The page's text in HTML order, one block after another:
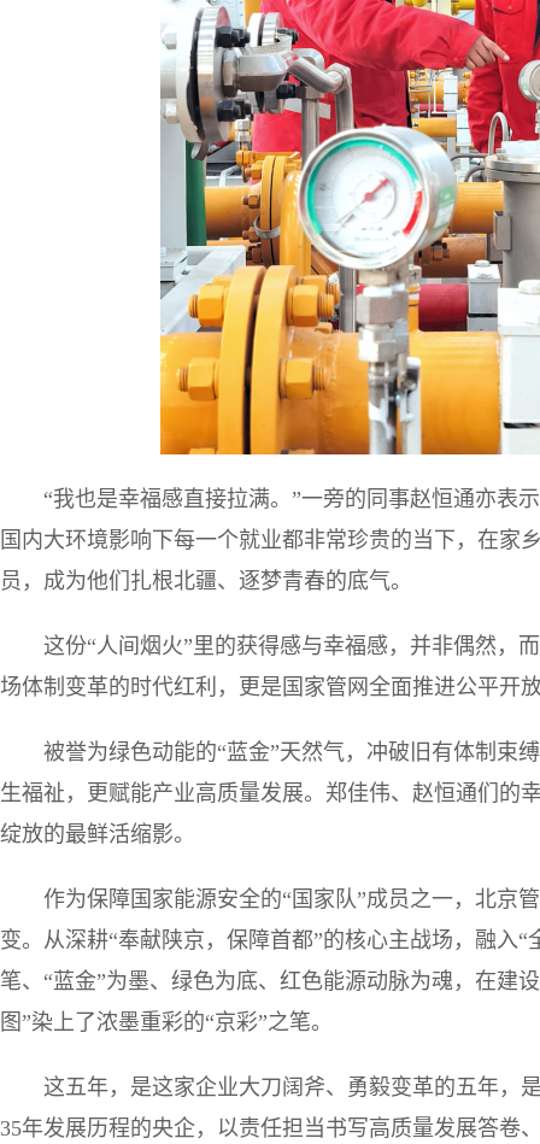
“我也是幸福感直接拉满。”一旁的同事赵恒通亦表
国内大环境影响下每一个就业都非常珍贵的当下，在家
员，成为他们扎根北疆、逐梦青春的底气。
这份“人间烟火”里的获得感与幸福感，并非偶然，
场体制变革的时代红利，更是国家管网全面推进公平开
被誉为绿色动能的“蓝金”天然气，冲破旧有体制束
生福祉，更赋能产业高质量发展。郑佳伟、赵恒通们的
绽放的最鲜活缩影。
作为保障国家能源安全的“国家队”成员之一，北京
变。从深耕“奉献陕京，保障首都”的核心主战场，融入
笔、“蓝金”为墨、绿色为底、红色能源动脉为魂，在建
图”染上了浓墨重彩的“京彩”之笔。
这五年，是这家企业大刀阔斧、勇毅变革的五年，
35年发展历程的央企，以责任担当书写高质量发展答卷